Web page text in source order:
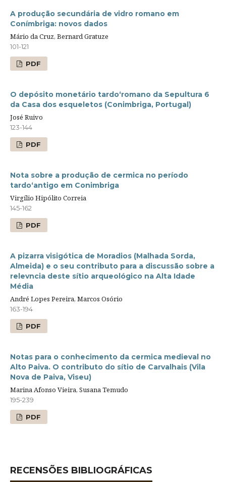
A produção secundária de vidro romano em
Conímbriga: novos dados
Mário da Cruz, Bernard Gratuze
101-121
PDF
O depósito monetário tardo‘romano da Sepultura 6
da Casa dos esqueletos (Conimbriga, Portugal)
José Ruivo
123-144
PDF
Nota sobre a produção de cermica no período
tardo‘antigo em Conimbriga
Virgílio Hipólito Correia
145-162
PDF
A pizarra visigótica de Moradios (Malhada Sorda,
Almeida) e o seu contributo para a discussão sobre a
relevncia deste sítio arqueológico na Alta Idade
Média
André Lopes Pereira, Marcos Osório
163-194
PDF
Notas para o conhecimento da cermica medieval no
Alto Paiva. O contributo do sítio de Carvalhais (Vila
Nova de Paiva, Viseu)
Marina Afonso Vieira, Susana Temudo
195-239
PDF
RECENSÕES BIBLIOGRÁFICAS